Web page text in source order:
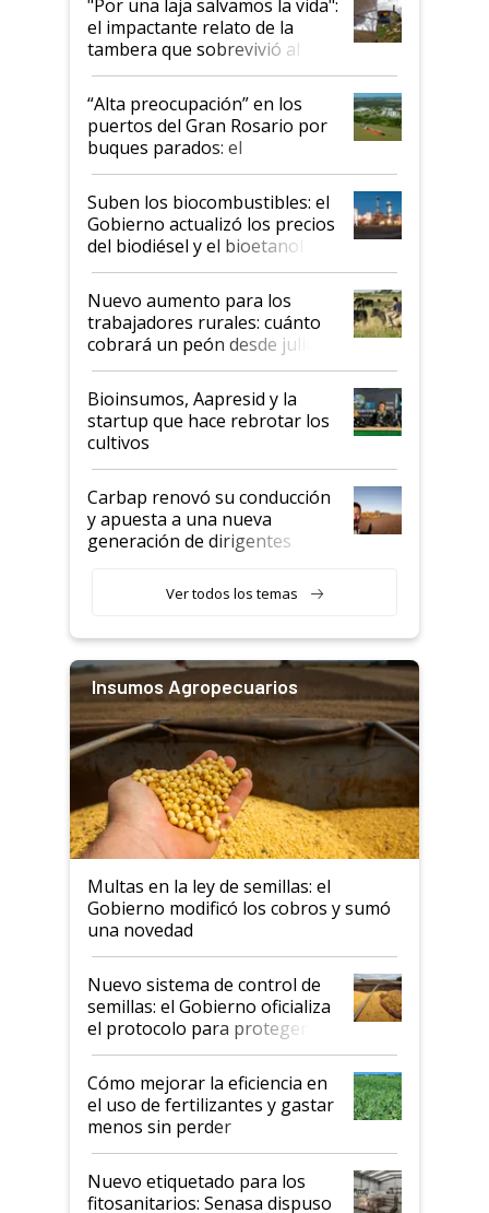
"Por una laja salvamos la vida":
el impactante relato de la
tambera que sobrevivió al
tornado
“Alta preocupación” en los
puertos del Gran Rosario por
buques parados: el
funcionamiento de las
exportadoras en tensión tras
la medida de fuerza de los
prácticos
Suben los biocombustibles: el
Gobierno actualizó los precios
del biodiésel y el bioetanol
Nuevo aumento para los
trabajadores rurales: cuánto
cobrará un peón desde julio
Bioinsumos, Aapresid y la
startup que hace rebrotar los
cultivos
Carbap renovó su conducción
y apuesta a una nueva
generación de dirigentes
Ver todos los temas
Insumos Agropecuarios
Multas en la ley de semillas: el
Gobierno modificó los cobros y sumó
una novedad
Nuevo sistema de control de
semillas: el Gobierno oficializa
el protocolo para proteger la
propiedad intelectual
Cómo mejorar la eficiencia en
el uso de fertilizantes y gastar
menos sin perder
productividad en la campaña
fina
Nuevo etiquetado para los
fitosanitarios: Senasa dispuso